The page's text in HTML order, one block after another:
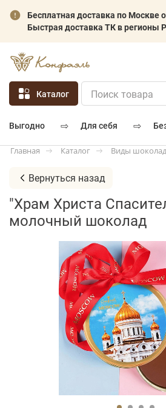
Бесплатная доставка по Москве
Быстрая доставка ТК в регионы
Каталог
выгодно ⇨ для себя ⇨
Главная Каталог Виды
Вернуться назад
"Храм Христа
молочный шоколад